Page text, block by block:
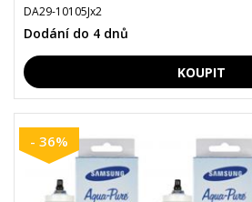
DA29-10105Jx2
Dodání do 4 dnů
- 36%